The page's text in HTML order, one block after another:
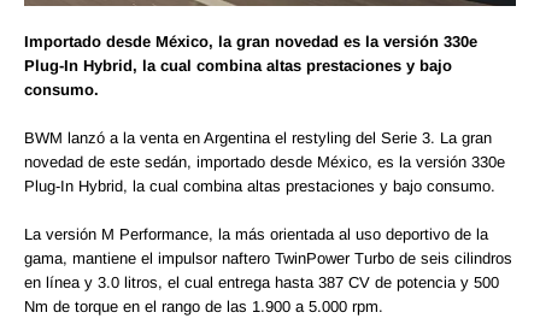
Importado desde México, la gran novedad es la versión 330e
Plug-In Hybrid, la cual combina altas prestaciones y bajo
consumo.
BWM lanzó a la venta en Argentina el restyling del Serie 3. La gran
novedad de este sedán, importado desde México, es la versión 330e
Plug-In Hybrid, la cual combina altas prestaciones y bajo consumo.
La versión M Performance, la más orientada al uso deportivo de la
gama, mantiene el impulsor naftero TwinPower Turbo de seis cilindros
en línea y 3.0 litros, el cual entrega hasta 387 CV de potencia y 500
Nm de torque en el rango de las 1.900 a 5.000 rpm.